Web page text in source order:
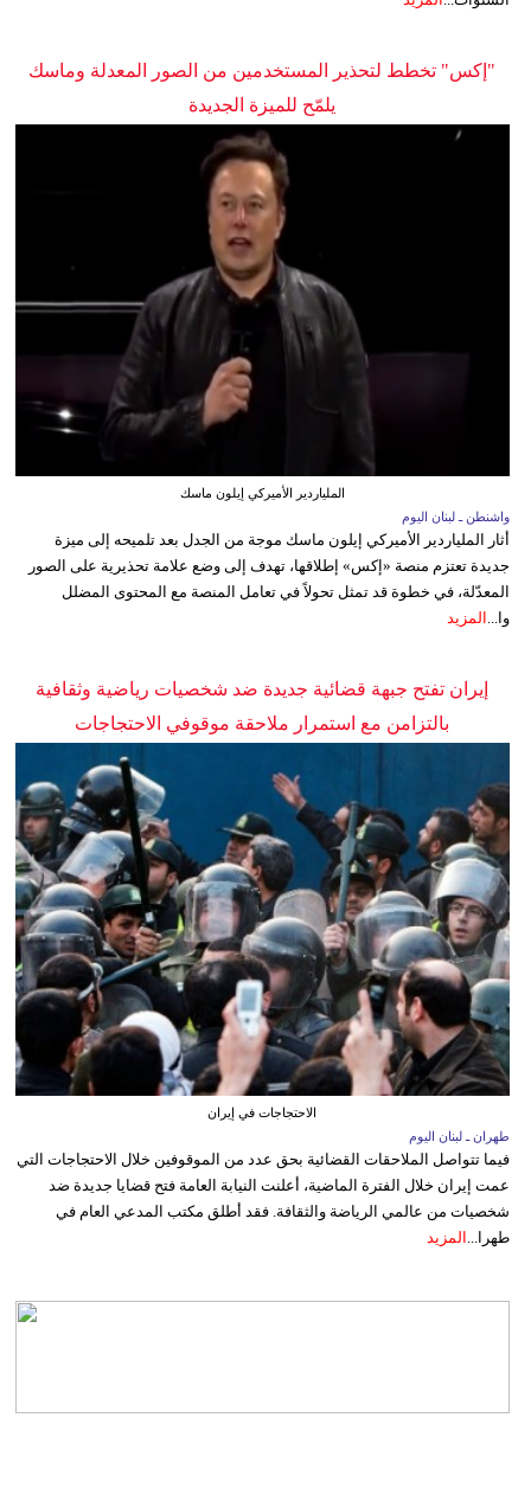
"إكس" تخطط لتحذير المستخدمين من الصور المعدلة وماسك
يلمّح للميزة الجديدة
الملياردير الأميركي إيلون ماسك
واشنطن ـ لبنان اليوم
أثار الملياردير الأميركي إيلون ماسك موجة من الجدل بعد تلميحه إلى ميزة
جديدة تعتزم منصة «إكس» إطلاقها، تهدف إلى وضع علامة تحذيرية على الصور
المعدّلة، في خطوة قد تمثل تحولاً في تعامل المنصة مع المحتوى المضلل
وا... المزيد
إيران تفتح جبهة قضائية جديدة ضد شخصيات رياضية وثقافية
بالتزامن مع استمرار ملاحقة موقوفي الاحتجاجات
الاحتجاجات في إيران
طهران ـ لبنان اليوم
فيما تتواصل الملاحقات القضائية بحق عدد من الموقوفين خلال الاحتجاجات التي
عمت إيران خلال الفترة الماضية، أعلنت النيابة العامة فتح قضايا جديدة ضد
شخصيات من عالمي الرياضة والثقافة. فقد أطلق مكتب المدعي العام في
طهرا... المزيد